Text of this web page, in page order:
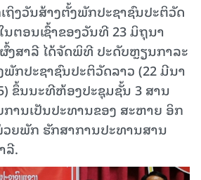
ຖິງວັນສ້າງຕັ້ງພັກປະຊາຊົນປະຕິວັດ
ນຕອນເຊົ້າຂອງວັນທີ 23 ມິຖຸນາ
ງສາລີ ໄດ້ຈັດພິທີ ປະດັບຫຼຽນກາລະ
ກປະຊາຊົນປະຕິວັດລາວ (22 ມີນາ
ຂຶ້ນນະທີຫ້ອງປະຊຸມຊັ້ນ 3 ສານ
ການເປັນປະທານຂອງ ສະຫາຍ ອິກ
ຍພັກ ຮັກສາການປະທານສານ
ລີ.